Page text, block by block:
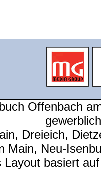
Offenbach
Dreieich,
Main, Neu-
Layout basiert